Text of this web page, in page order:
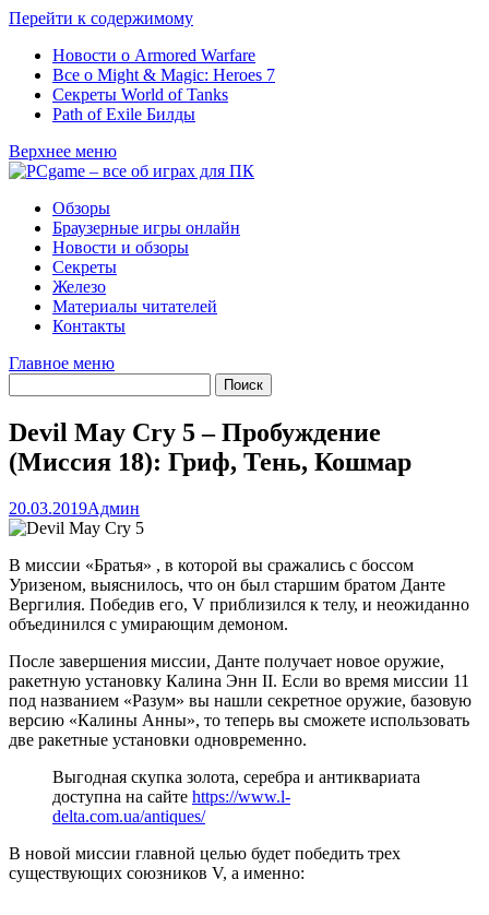
Перейти к содержимому
Новости о Armored Warfare
Все о Might & Magic: Heroes 7
Секреты World of Tanks
Path of Exile Билды
Верхнее меню
Обзоры
Браузерные игры онлайн
Новости и обзоры
Секреты
Железо
Материалы читателей
Контакты
Главное меню
Devil May Cry 5 – Пробуждение
(Миссия 18): Гриф, Тень, Кошмар
20.03.2019Админ
В миссии «Братья» , в которой вы сражались с боссом
Уризеном, выяснилось, что он был старшим братом Данте
Вергилия. Победив его, V приблизился к телу, и неожиданно
объединился с умирающим демоном.
После завершения миссии, Данте получает новое оружие,
ракетную установку Калина Энн II. Если во время миссии 11
под названием «Разум» вы нашли секретное оружие, базовую
версию «Калины Анны», то теперь вы сможете использовать
две ракетные установки одновременно.
Выгодная скупка золота, серебра и антиквариата
доступна на сайте https://www.l-
delta.com.ua/antiques/
В новой миссии главной целью будет победить трех
существующих союзников V, а именно: